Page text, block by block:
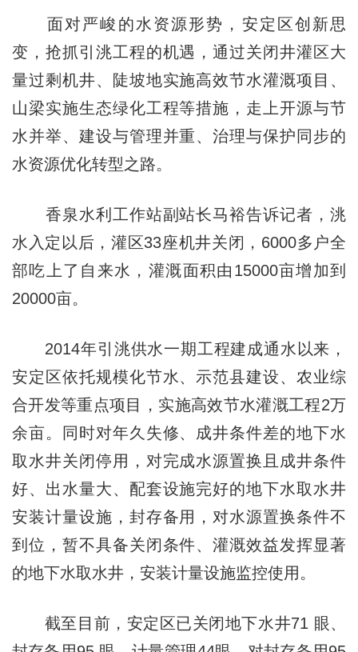
面对严峻的水资源形势，安定区创新思
变，抢抓引洮工程的机遇，通过关闭井灌区大
量过剩机井、陡坡地实施高效节水灌溉项目、
山梁实施生态绿化工程等措施，走上开源与节
水并举、建设与管理并重、治理与保护同步的
水资源优化转型之路。
香泉水利工作站副站长马裕告诉记者，洮
水入定以后，灌区33座机井关闭，6000多户全
部吃上了自来水，灌溉面积由15000亩增加到
20000亩。
2014年引洮供水一期工程建成通水以来，
安定区依托规模化节水、示范县建设、农业综
合开发等重点项目，实施高效节水灌溉工程2万
余亩。同时对年久失修、成井条件差的地下水
取水井关闭停用，对完成水源置换且成井条件
好、出水量大、配套设施完好的地下水取水井
安装计量设施，封存备用，对水源置换条件不
到位，暂不具备关闭条件、灌溉效益发挥显著
的地下水取水井，安装计量设施监控使用。
截至目前，安定区已关闭地下水井71 眼、